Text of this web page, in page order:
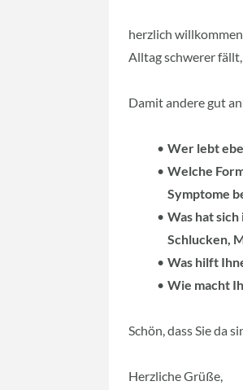
herzlich
Alltag schwerer
Damit andere gut
Wer lebt
Welche
Symptome
Was hat
Schlucken,
Was hilft
Wie macht
Schön, dass Sie da
Herzliche Grüße,